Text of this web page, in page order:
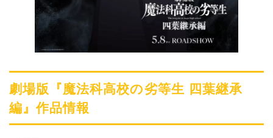
劇場版『魔法科高校の劣等生 四葉継承
編』作品情報